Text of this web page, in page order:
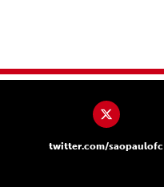
twitter.com/saopaulofc